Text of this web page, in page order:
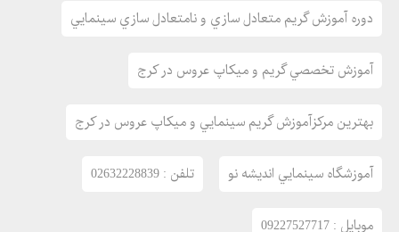
آموزش تخصصي گريم و ميکاپ عروس در کرج
دوره هاي آموزش آرايشگري
دوره تخصصي چهره آرايي خود آرايي
دوره آموزشي گريمور سينما تئاتر
دوره آموزشي گريمور سينما تئاتر و تلويزيون
دوره آموزش گريم متعادل سازي و نامتعادل سازي سينمايي
آموزش تخصصي گريم و ميکاپ عروس در کرج
بهترين مرکزآموزش گريم سينمايي و ميکاپ عروس در کرج
آموزشگاه سينمايي انديشه نو تلفن : 02632228839
موبايل : 09227527717